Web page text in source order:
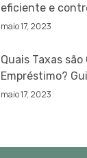
eficiente e
maio 17, 2023
Quais Taxas
Empréstimo?
maio 17, 2023